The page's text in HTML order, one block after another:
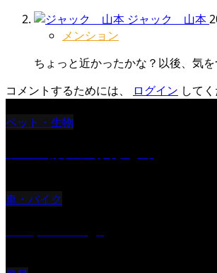
ジャック 山本
メンション
ちょっと近かったかな？以後、気を
コメントするためには、
ログイン してく
ペット・生物
車・バイク